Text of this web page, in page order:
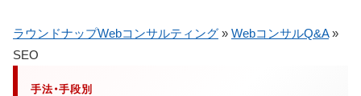
ラウンドナップWebコンサルティング » WebコンサルQ&A»
SEO
手法・手段別